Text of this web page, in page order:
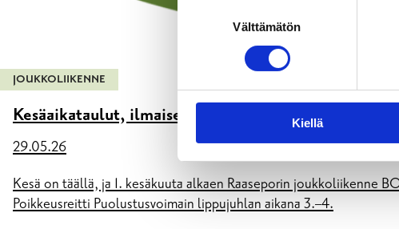
Suostumuksen
Välttämätön
Kiellä
JOUKKOLIIKENNE
Kesäaikataulut, ilmaiset matkat ja kaupunkipyörät
29.05.26
Kesä on täällä, ja 1. kesäkuuta alkaen Raaseporin joukkoliikenne
Poikkeusreitti Puolustusvoimain lippujuhlan aikana 3.–4.